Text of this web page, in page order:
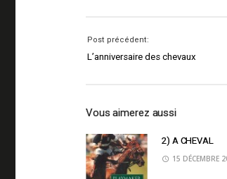
Post précédent:
L’anniversaire des chevaux
Vous aimerez aussi
2) A CHEVAL
15 DÉCEMBRE